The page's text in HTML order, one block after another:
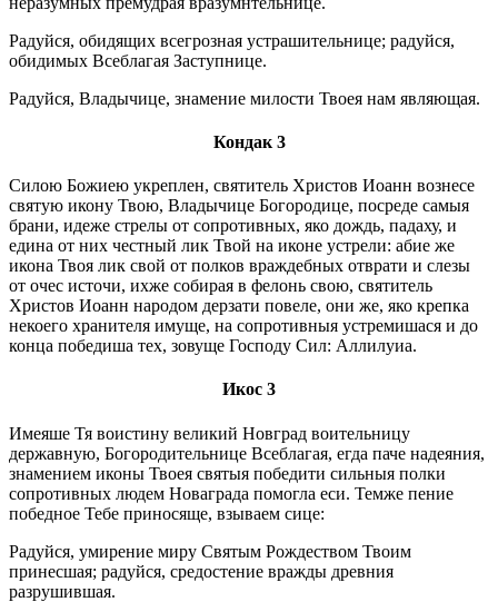
Радуйся, обидящих всегрозная устрашительнице; радуйся,
обидимых Всеблагая Заступнице.
Радуйся, Владычице, знамение милости Твоея нам являющая.
Кондак 3
Силою Божиею укреплен, святитель Христов Иоанн вознесе
святую икону Твою, Владычице Богородице, посреде самыя
брани, идеже стрелы от сопротивных, яко дождь, падаху, и
едина от них честный лик Твой на иконе устрели: абие же
икона Твоя лик свой от полков враждебных отврати и слезы
от очес источи, ихже собирая в фелонь свою, святитель
Христов Иоанн народом дерзати повеле, они же, яко крепка
некоего хранителя имуще, на сопротивныя устремишася и до
конца победиша тех, зовуще Господу Сил: Аллилуиа.
Икос 3
Имеяше Тя воистину великий Новград воительницу
державную, Богородительнице Всеблагая, егда паче надеяния,
знамением иконы Твоея святыя победити сильныя полки
сопротивных людем Новаграда помогла еси. Темже пение
победное Тебе приносяще, взываем сице:
Радуйся, умирение миру Святым Рождеством Твоим
принесшая; радуйся, средостение вражды древния
разрушившая.